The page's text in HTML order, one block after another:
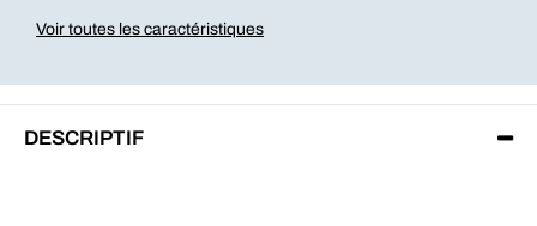
Voir toutes les caractéristiques
DESCRIPTIF